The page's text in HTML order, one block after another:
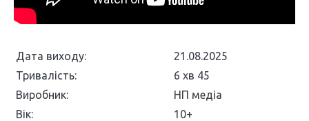
Дата виходу:
21.08.2025
Тривалість:
6 хв 45
Виробник:
НП медіа
Вік:
10+